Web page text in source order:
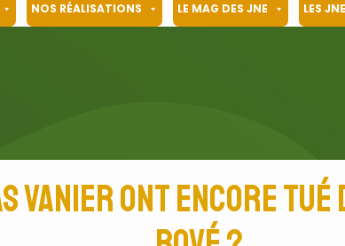
NOS RÉALISATIONS LE MAG DES JNE LES
Vanier ont encore